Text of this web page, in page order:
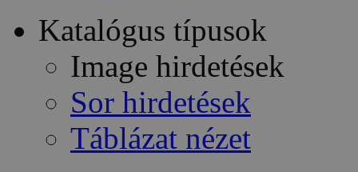
Katalógus típusok
Image hirdetések
Sor hirdetések
Táblázat nézet